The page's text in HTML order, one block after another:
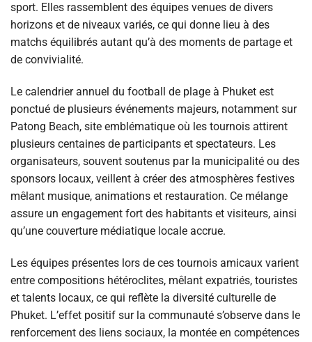
sport. Elles rassemblent des équipes venues de divers
horizons et de niveaux variés, ce qui donne lieu à des
matchs équilibrés autant qu’à des moments de partage et
de convivialité.
Le calendrier annuel du football de plage à Phuket est
ponctué de plusieurs événements majeurs, notamment sur
Patong Beach, site emblématique où les tournois attirent
plusieurs centaines de participants et spectateurs. Les
organisateurs, souvent soutenus par la municipalité ou des
sponsors locaux, veillent à créer des atmosphères festives
mêlant musique, animations et restauration. Ce mélange
assure un engagement fort des habitants et visiteurs, ainsi
qu’une couverture médiatique locale accrue.
Les équipes présentes lors de ces tournois amicaux varient
entre compositions hétéroclites, mêlant expatriés, touristes
et talents locaux, ce qui reflète la diversité culturelle de
Phuket. L’effet positif sur la communauté s’observe dans le
renforcement des liens sociaux, la montée en compétences